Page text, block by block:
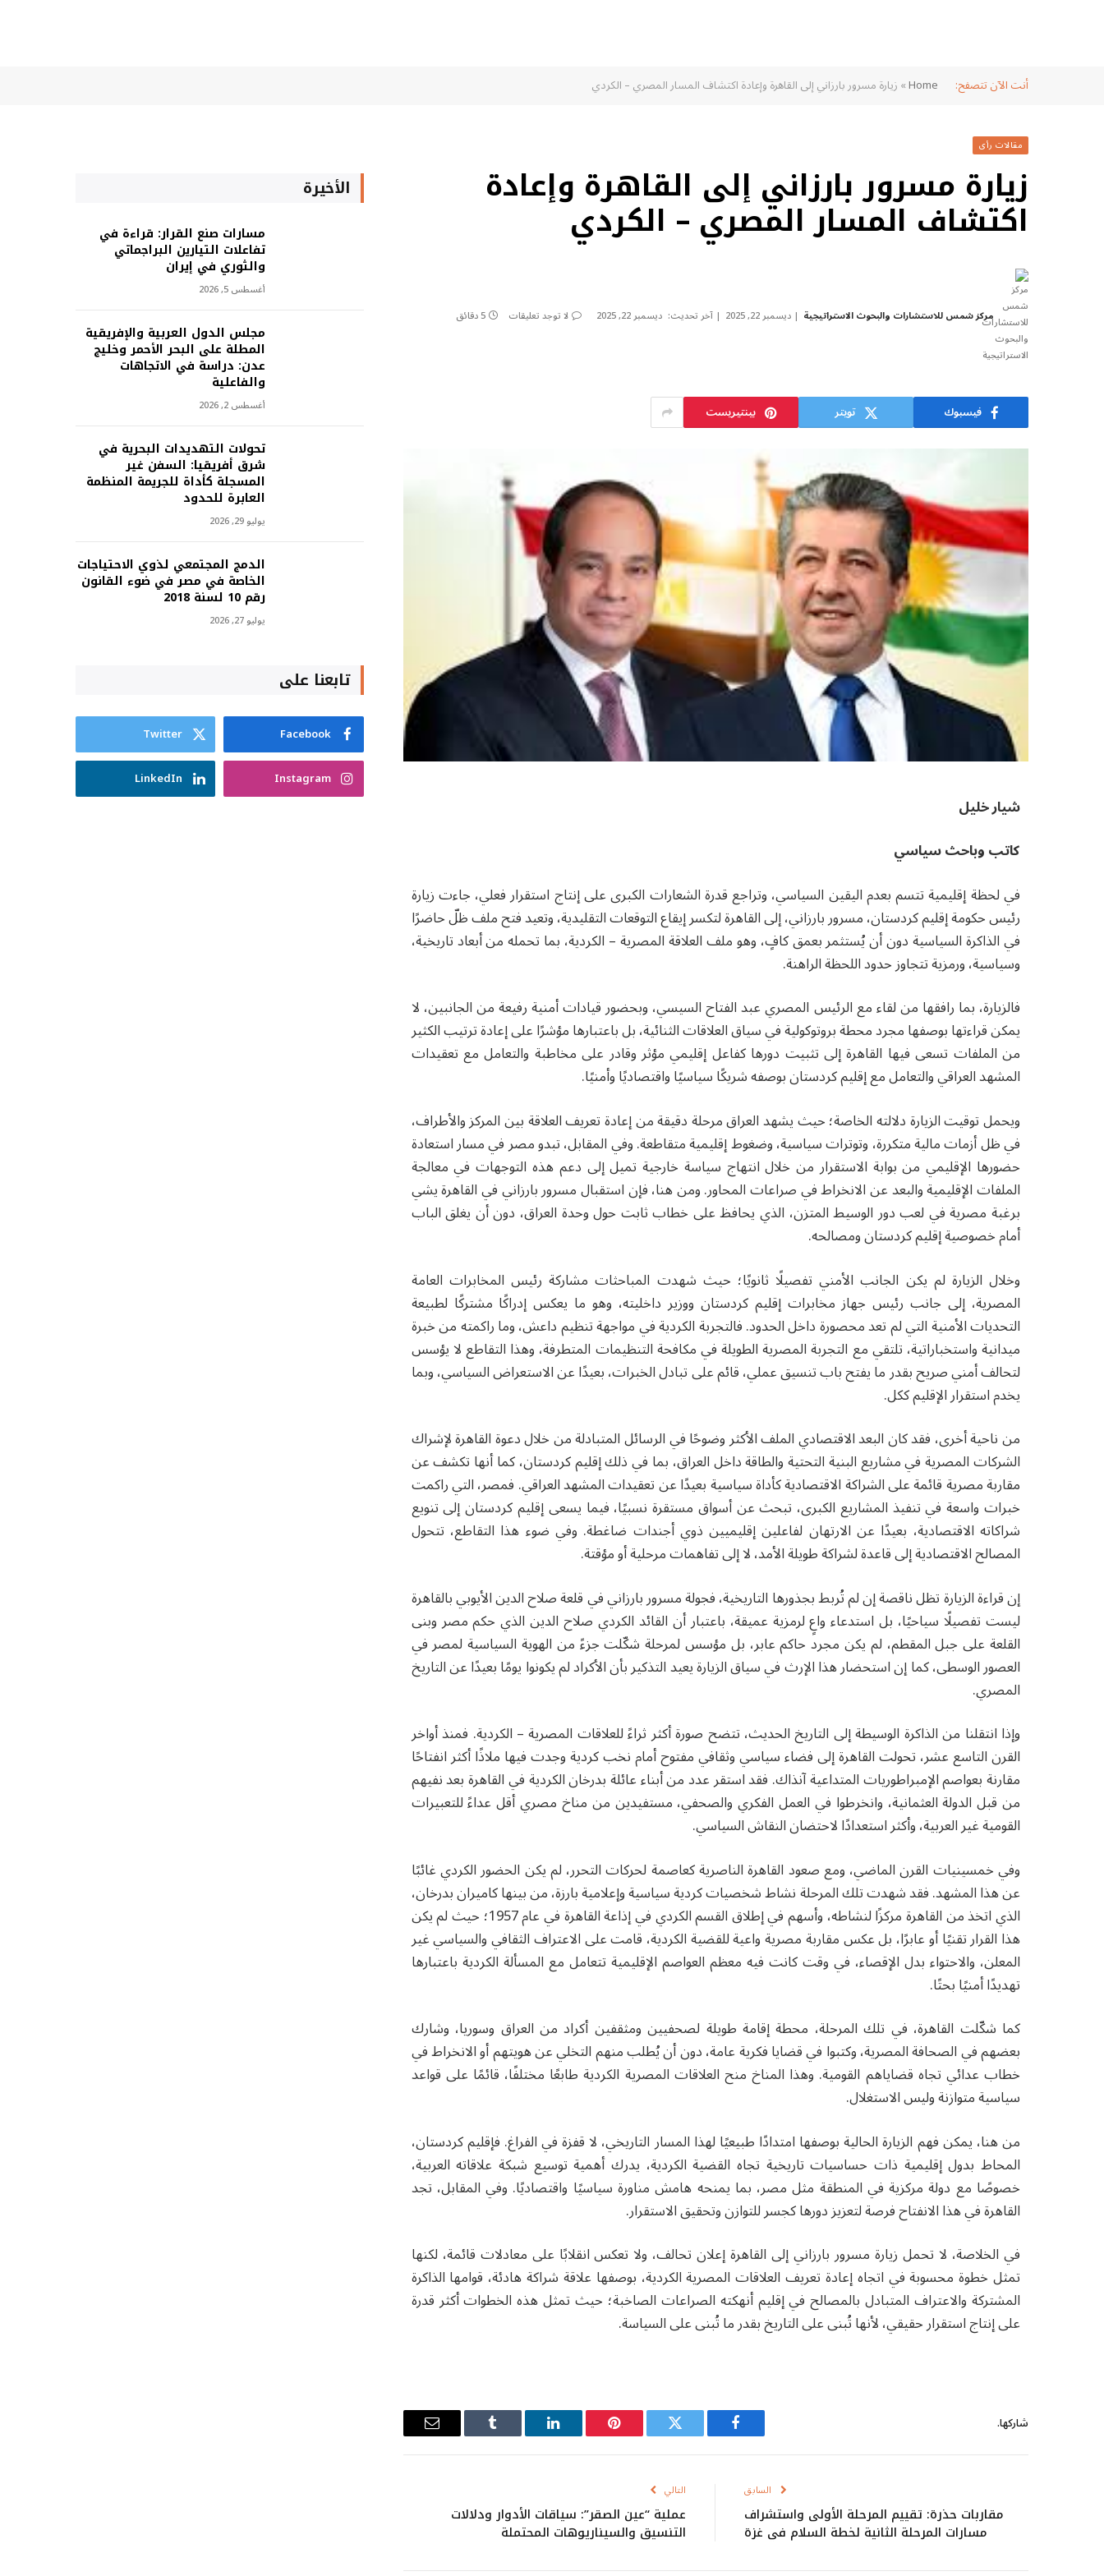
أنت الآن تتصفح: Home
»زيارة مسرور بارزاني إلى القاهرة وإعادة اكتشاف المسار المصري – الكردي
مقالات رأى
زيارة مسرور بارزاني إلى القاهرة وإعادة
اكتشاف المسار المصري – الكردي
مركز شمس للاستشارات والبحوث الاستراتيجية ديسمبر 22, 2025 آخر تحديث: ديسمبر 22, 2025 لا توجد تعليقات 5 دقائق
فيسبوك تويتر بينتيريست
شيار خليل
كاتب وباحث سياسي
في لحظة إقليمية تتسم بعدم اليقين السياسي، وتراجع قدرة الشعارات الكبرى على إنتاج استقرار فعلي، جاءت زيارة
رئيس حكومة إقليم كردستان، مسرور بارزاني، إلى القاهرة لتكسر إيقاع التوقعات التقليدية، وتعيد فتح ملف ظلّ حاضرًا
في الذاكرة السياسية دون أن يُستثمر بعمق كافٍ، وهو ملف العلاقة المصرية – الكردية، بما تحمله من أبعاد تاريخية،
وسياسية، ورمزية تتجاوز حدود اللحظة الراهنة.
فالزيارة، بما رافقها من لقاء مع الرئيس المصري عبد الفتاح السيسي، وبحضور قيادات أمنية رفيعة من الجانبين، لا
يمكن قراءتها بوصفها مجرد محطة بروتوكولية في سياق العلاقات الثنائية، بل باعتبارها مؤشرًا على إعادة ترتيب الكثير
من الملفات تسعى فيها القاهرة إلى تثبيت دورها كفاعل إقليمي مؤثر وقادر على مخاطبة والتعامل مع تعقيدات
المشهد العراقي والتعامل مع إقليم كردستان بوصفه شريكًا سياسيًا واقتصاديًا وأمنيًا.
ويحمل توقيت الزيارة دلالته الخاصة؛ حيث يشهد العراق مرحلة دقيقة من إعادة تعريف العلاقة بين المركز والأطراف،
في ظل أزمات مالية متكررة، وتوترات سياسية، وضغوط إقليمية متقاطعة. وفي المقابل، تبدو مصر في مسار استعادة
حضورها الإقليمي من بوابة الاستقرار من خلال انتهاج سياسة خارجية تميل إلى دعم هذه التوجهات في معالجة
الملفات الإقليمية والبعد عن الانخراط في صراعات المحاور. ومن هنا، فإن استقبال مسرور بارزاني في القاهرة يشي
برغبة مصرية في لعب دور الوسيط المتزن، الذي يحافظ على خطاب ثابت حول وحدة العراق، دون أن يغلق الباب
أمام خصوصية إقليم كردستان ومصالحه.
وخلال الزيارة لم يكن الجانب الأمني تفصيلًا ثانويًا؛ حيث شهدت المباحثات مشاركة رئيس المخابرات العامة
المصرية، إلى جانب رئيس جهاز مخابرات إقليم كردستان ووزير داخليته، وهو ما يعكس إدراكًا مشتركًا لطبيعة
التحديات الأمنية التي لم تعد محصورة داخل الحدود. فالتجربة الكردية في مواجهة تنظيم داعش، وما راكمته من خبرة
ميدانية واستخباراتية، تلتقي مع التجربة المصرية الطويلة في مكافحة التنظيمات المتطرفة، وهذا التقاطع لا يؤسس
لتحالف أمني صريح بقدر ما يفتح باب تنسيق عملي، قائم على تبادل الخبرات، بعيدًا عن الاستعراض السياسي، وبما
يخدم استقرار الإقليم ككل.
من ناحية أخرى، فقد كان البعد الاقتصادي الملف الأكثر وضوحًا في الرسائل المتبادلة من خلال دعوة القاهرة لإشراك
الشركات المصرية في مشاريع البنية التحتية والطاقة داخل العراق، بما في ذلك إقليم كردستان، كما أنها تكشف عن
مقاربة مصرية قائمة على الشراكة الاقتصادية كأداة سياسية بعيدًا عن تعقيدات المشهد العراقي. فمصر، التي راكمت
خبرات واسعة في تنفيذ المشاريع الكبرى، تبحث عن أسواق مستقرة نسبيًا، فيما يسعى إقليم كردستان إلى تنويع
شراكاته الاقتصادية، بعيدًا عن الارتهان لفاعلين إقليميين ذوي أجندات ضاغطة. وفي ضوء هذا التقاطع، تتحول
المصالح الاقتصادية إلى قاعدة لشراكة طويلة الأمد، لا إلى تفاهمات مرحلية أو مؤقتة.
إن قراءة الزيارة تظل ناقصة إن لم تُربط بجذورها التاريخية، فجولة مسرور بارزاني في قلعة صلاح الدين الأيوبي بالقاهرة
ليست تفصيلًا سياحيًا، بل استدعاء واعٍ لرمزية عميقة، باعتبار أن القائد الكردي صلاح الدين الذي حكم مصر وبنى
القلعة على جبل المقطم، لم يكن مجرد حاكم عابر، بل مؤسس لمرحلة شكّلت جزءً من الهوية السياسية لمصر في
العصور الوسطى، كما إن استحضار هذا الإرث في سياق الزيارة يعيد التذكير بأن الأكراد لم يكونوا يومًا بعيدًا عن التاريخ
المصري.
وإذا انتقلنا من الذاكرة الوسيطة إلى التاريخ الحديث، تتضح صورة أكثر ثراءً للعلاقات المصرية – الكردية. فمنذ أواخر
القرن التاسع عشر، تحولت القاهرة إلى فضاء سياسي وثقافي مفتوح أمام نخب كردية وجدت فيها ملاذًا أكثر انفتاحًا
مقارنة بعواصم الإمبراطوريات المتداعية آنذاك. فقد استقر عدد من أبناء عائلة بدرخان الكردية في القاهرة بعد نفيهم
من قبل الدولة العثمانية، وانخرطوا في العمل الفكري والصحفي، مستفيدين من مناخ مصري أقل عداءً للتعبيرات
القومية غير العربية، وأكثر استعدادًا لاحتضان النقاش السياسي.
وفي خمسينيات القرن الماضي، ومع صعود القاهرة الناصرية كعاصمة لحركات التحرر، لم يكن الحضور الكردي غائبًا
عن هذا المشهد. فقد شهدت تلك المرحلة نشاط شخصيات كردية سياسية وإعلامية بارزة، من بينها كاميران بدرخان،
الذي اتخذ من القاهرة مركزًا لنشاطه، وأسهم في إطلاق القسم الكردي في إذاعة القاهرة في عام 1957؛ حيث لم يكن
هذا القرار تقنيًا أو عابرًا، بل عكس مقاربة مصرية واعية للقضية الكردية، قامت على الاعتراف الثقافي والسياسي غير
المعلن، والاحتواء بدل الإقصاء، في وقت كانت فيه معظم العواصم الإقليمية تتعامل مع المسألة الكردية باعتبارها
تهديدًا أمنيًا بحتًا.
كما شكّلت القاهرة، في تلك المرحلة، محطة إقامة طويلة لصحفيين ومثقفين أكراد من العراق وسوريا، وشارك
بعضهم في الصحافة المصرية، وكتبوا في قضايا فكرية عامة، دون أن يُطلب منهم التخلي عن هويتهم أو الانخراط في
خطاب عدائي تجاه قضاياهم القومية. وهذا المناخ منح العلاقات المصرية الكردية طابعًا مختلفًا، قائمًا على قواعد
سياسية متوازنة وليس الاستغلال.
من هنا، يمكن فهم الزيارة الحالية بوصفها امتدادًا طبيعيًا لهذا المسار التاريخي، لا قفزة في الفراغ. فإقليم كردستان،
المحاط بدول إقليمية ذات حساسيات تاريخية تجاه القضية الكردية، يدرك أهمية توسيع شبكة علاقاته العربية،
خصوصًا مع دولة مركزية في المنطقة مثل مصر، بما يمنحه هامش مناورة سياسيًا واقتصاديًا. وفي المقابل، تجد
القاهرة في هذا الانفتاح فرصة لتعزيز دورها كجسر للتوازن وتحقيق الاستقرار.
في الخلاصة، لا تحمل زيارة مسرور بارزاني إلى القاهرة إعلان تحالف، ولا تعكس انقلابًا على معادلات قائمة، لكنها
تمثل خطوة محسوبة في اتجاه إعادة تعريف العلاقات المصرية الكردية، بوصفها علاقة شراكة هادئة، قوامها الذاكرة
المشتركة والاعتراف المتبادل بالمصالح في إقليم أنهكته الصراعات الصاخبة؛ حيث تمثل هذه الخطوات أكثر قدرة
على إنتاج استقرار حقيقي، لأنها تُبنى على التاريخ بقدر ما تُبنى على السياسة.
شاركها.
فيسبوك تويتر بينتيريستلينكدإن Tumblr
البريد
السابق
مقاربات حذرة: تقييم المرحلة الأولى واستشراف
مسارات المرحلة الثانية لخطة السلام في غزة
التالي
عملية “عين الصقر”: سياقات الأدوار ودلالات
التنسيق والسيناريوهات المحتملة
الأخيرة
مسارات صنع القرار: قراءة في
تفاعلات التيارين البراجماتي
والثوري في إيران
أغسطس 5, 2026
مجلس الدول العربية والإفريقية
المطلة على البحر الأحمر وخليج
عدن: دراسة في الاتجاهات
والفاعلية
أغسطس 2, 2026
تحولات التهديدات البحرية في
شرق أفريقيا: السفن غير
المسجلة كأداة للجريمة المنظمة
العابرة للحدود
يوليو 29, 2026
الدمج المجتمعي لذوي الاحتياجات
الخاصة في مصر في ضوء القانون
رقم 10 لسنة 2018
يوليو 27, 2026
تابعنا على
Facebook
Twitter
Instagram
LinkedIn